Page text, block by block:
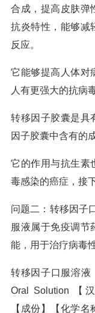
合成，提高皮肤弹
抗炎特性，能够减
反应。
它能够提高人体对
人有更强大的抗病
转移因子胶囊是具
因子胶囊中含有的
它的作用与抗生素
毒感染的癌症，接
问题二：转移因子
服液属于免疫调节
能，用于治疗病毒
转移因子口服溶液
Oral Solution 【
【成份】【化学